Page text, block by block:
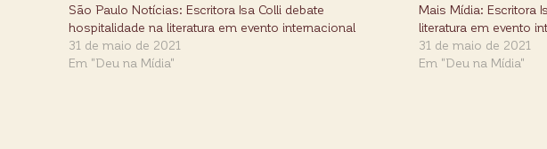
São Paulo Notícias: Escritora Isa Colli debate
hospitalidade na literatura em evento internacional
31 de maio de 2021
Em "Deu na Mídia"
Mais Mídia: Escritora
literatura em evento
31 de maio de 2021
Em "Deu na Mídia"